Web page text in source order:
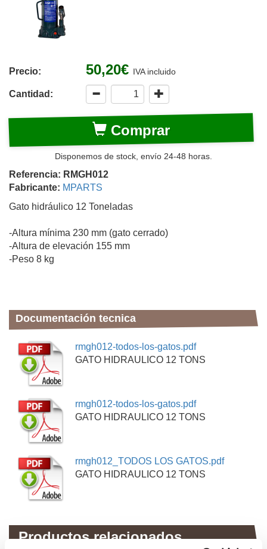
Precio: 50,20€ IVA incluido
Cantidad:
Comprar
Disponemos de stock, envío 24-48 horas.
Referencia: RMGH012
Fabricante: MPARTS
Gato hidráulico 12 Toneladas
-Altura mínima 230 mm (gato cerrado)
-Altura de elevación 155 mm
-Peso 8 kg
Documentación tecnica
rmgh012-todos-los-gatos.pdf
GATO HIDRAULICO 12 TONS
rmgh012-todos-los-gatos.pdf
GATO HIDRAULICO 12 TONS
rmgh012_TODOS LOS GATOS.pdf
GATO HIDRAULICO 12 TONS
Productos relacionados